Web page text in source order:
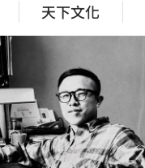
天下文化